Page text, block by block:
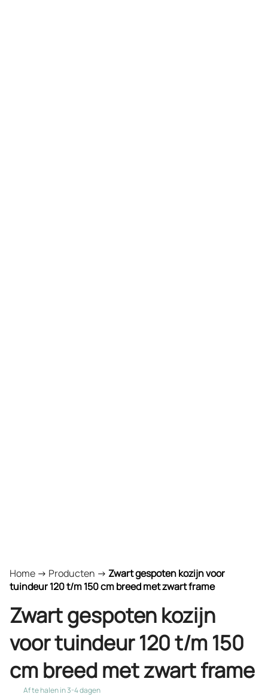
Home -> Producten -> Zwart gespoten kozijn voor
tuindeur 120 t/m 150 cm breed met zwart frame
Zwart gespoten kozijn
voor tuindeur 120 t/m 150
cm breed met zwart frame
Af te halen in 3-4 dagen